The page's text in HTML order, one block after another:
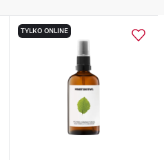
TYLKO ONLINE